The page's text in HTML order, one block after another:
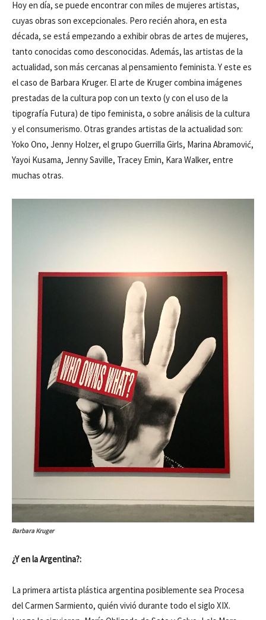
Hoy en día, se puede encontrar con miles de mujeres artistas,
cuyas obras son excepcionales. Pero recién ahora, en esta
década, se está empezando a exhibir obras de artes de mujeres,
tanto conocidas como desconocidas. Además, las artistas de la
actualidad, son más cercanas al pensamiento feminista. Y este es
el caso de Barbara Kruger. El arte de Kruger combina imágenes
prestadas de la cultura pop con un texto (y con el uso de la
tipografía Futura) de tipo feminista, o sobre análisis de la cultura
y el consumerismo. Otras grandes artistas de la actualidad son:
Yoko Ono, Jenny Holzer, el grupo Guerrilla Girls, Marina Abramović,
Yayoi Kusama, Jenny Saville, Tracey Emin, Kara Walker, entre
muchas otras.
Barbara Kruger
¿Y en la Argentina?:
La primera artista plástica argentina posiblemente sea Procesa
del Carmen Sarmiento, quién vivió durante todo el siglo XIX.